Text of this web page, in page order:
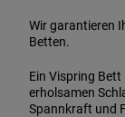
Wir garantieren
Betten.
Ein Vispring
erholsamen
Spannkraft und